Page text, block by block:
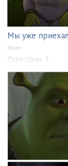
Мы уже
Шрек
Осел Шрек 2